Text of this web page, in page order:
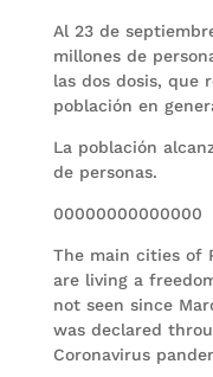
Al 23 de
millones de
las dos dosis, que
población en
La población
de personas.
00000000000000
The main cities of
are living a
not seen since
was declared
Coronavirus